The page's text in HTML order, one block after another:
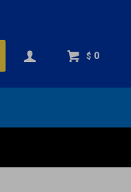
$ 0